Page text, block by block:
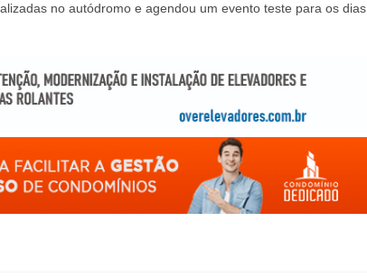
no autódromo e agendou um evento teste para os dias